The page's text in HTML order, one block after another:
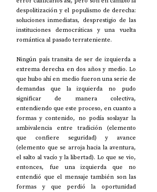
despolitización y el populismo de derecha:
soluciones inmediatas, desprestigio de las
instituciones democráticas y una vuelta
romántica al pasado terrateniente.
Ningún país transita de ser de izquierda a
extrema derecha en dos años y medio. Lo
que hubo ahí en medio fueron una serie de
demandas que la izquierda no pudo
significar de manera colectiva,
entendiendo que este proceso, en cuanto a
formas y contenido, no podía soslayar la
ambivalencia entre tradición (elemento
que confiere seguridad) y avance
(elemento que se arroja hacia la aventura,
el salto al vacío y la libertad). Lo que se vio,
entonces, fue una izquierda que no
entendió que el mensaje también son las
formas y que perdió la oportunidad